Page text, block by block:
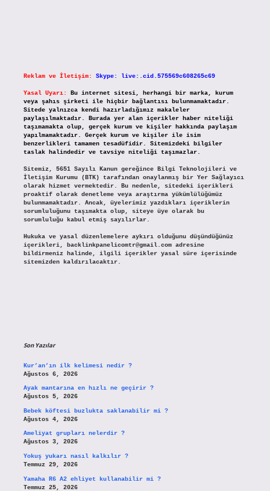
Reklam ve İletişim: Skype: live:.cid.575569c608265c69
Yasal Uyarı:
Bu internet sitesi, herhangi bir marka, kurum
veya şahıs şirketi ile hiçbir bağlantısı bulunmamaktadır.
Sitede yalnızca kendi hazırladığımız makaleler
paylaşılmaktadır. Burada yer alan içerikler haber niteliği
taşımamakta olup, gerçek kurum ve kişiler hakkında paylaşım
yapılmamaktadır. Gerçek kurum ve kişiler ile isim
benzerlikleri tamamen tesadüfidir. Sitemizdeki bilgiler
taslak halindedir ve tavsiye niteliği taşımazlar.
Sitemiz, 5651 Sayılı Kanun gereğince Bilgi Teknolojileri ve
İletişim Kurumu (BTK) tarafından onaylanmış bir Yer Sağlayıcı
olarak hizmet vermektedir. Bu nedenle, sitedeki içerikleri
proaktif olarak denetleme veya araştırma yükümlülüğümüz
bulunmamaktadır. Ancak, üyelerimiz yazdıkları içeriklerin
sorumluluğunu taşımakta olup, siteye üye olarak bu
sorumluluğu kabul etmiş sayılırlar.
Hukuka ve yasal düzenlemelere aykırı olduğunu düşündüğünüz
içerikleri,
backlinkpanelicomtr@gmail.comadresine
bildirmeniz halinde, ilgili içerikler yasal süre içerisinde
sitemizden kaldırılacaktır.
Son Yazılar
Kur’an’ın ilk kelimesi nedir ?
Ağustos 6, 2026
Ayak mantarına en hızlı ne geçirir ?
Ağustos 5, 2026
Bebek köftesi buzlukta saklanabilir mi ?
Ağustos 4, 2026
Ameliyat grupları nelerdir ?
Ağustos 3, 2026
Yokuş yukarı nasıl kalkılır ?
Temmuz 29, 2026
Yamaha R6 A2 ehliyet kullanabilir mi ?
Temmuz 25, 2026